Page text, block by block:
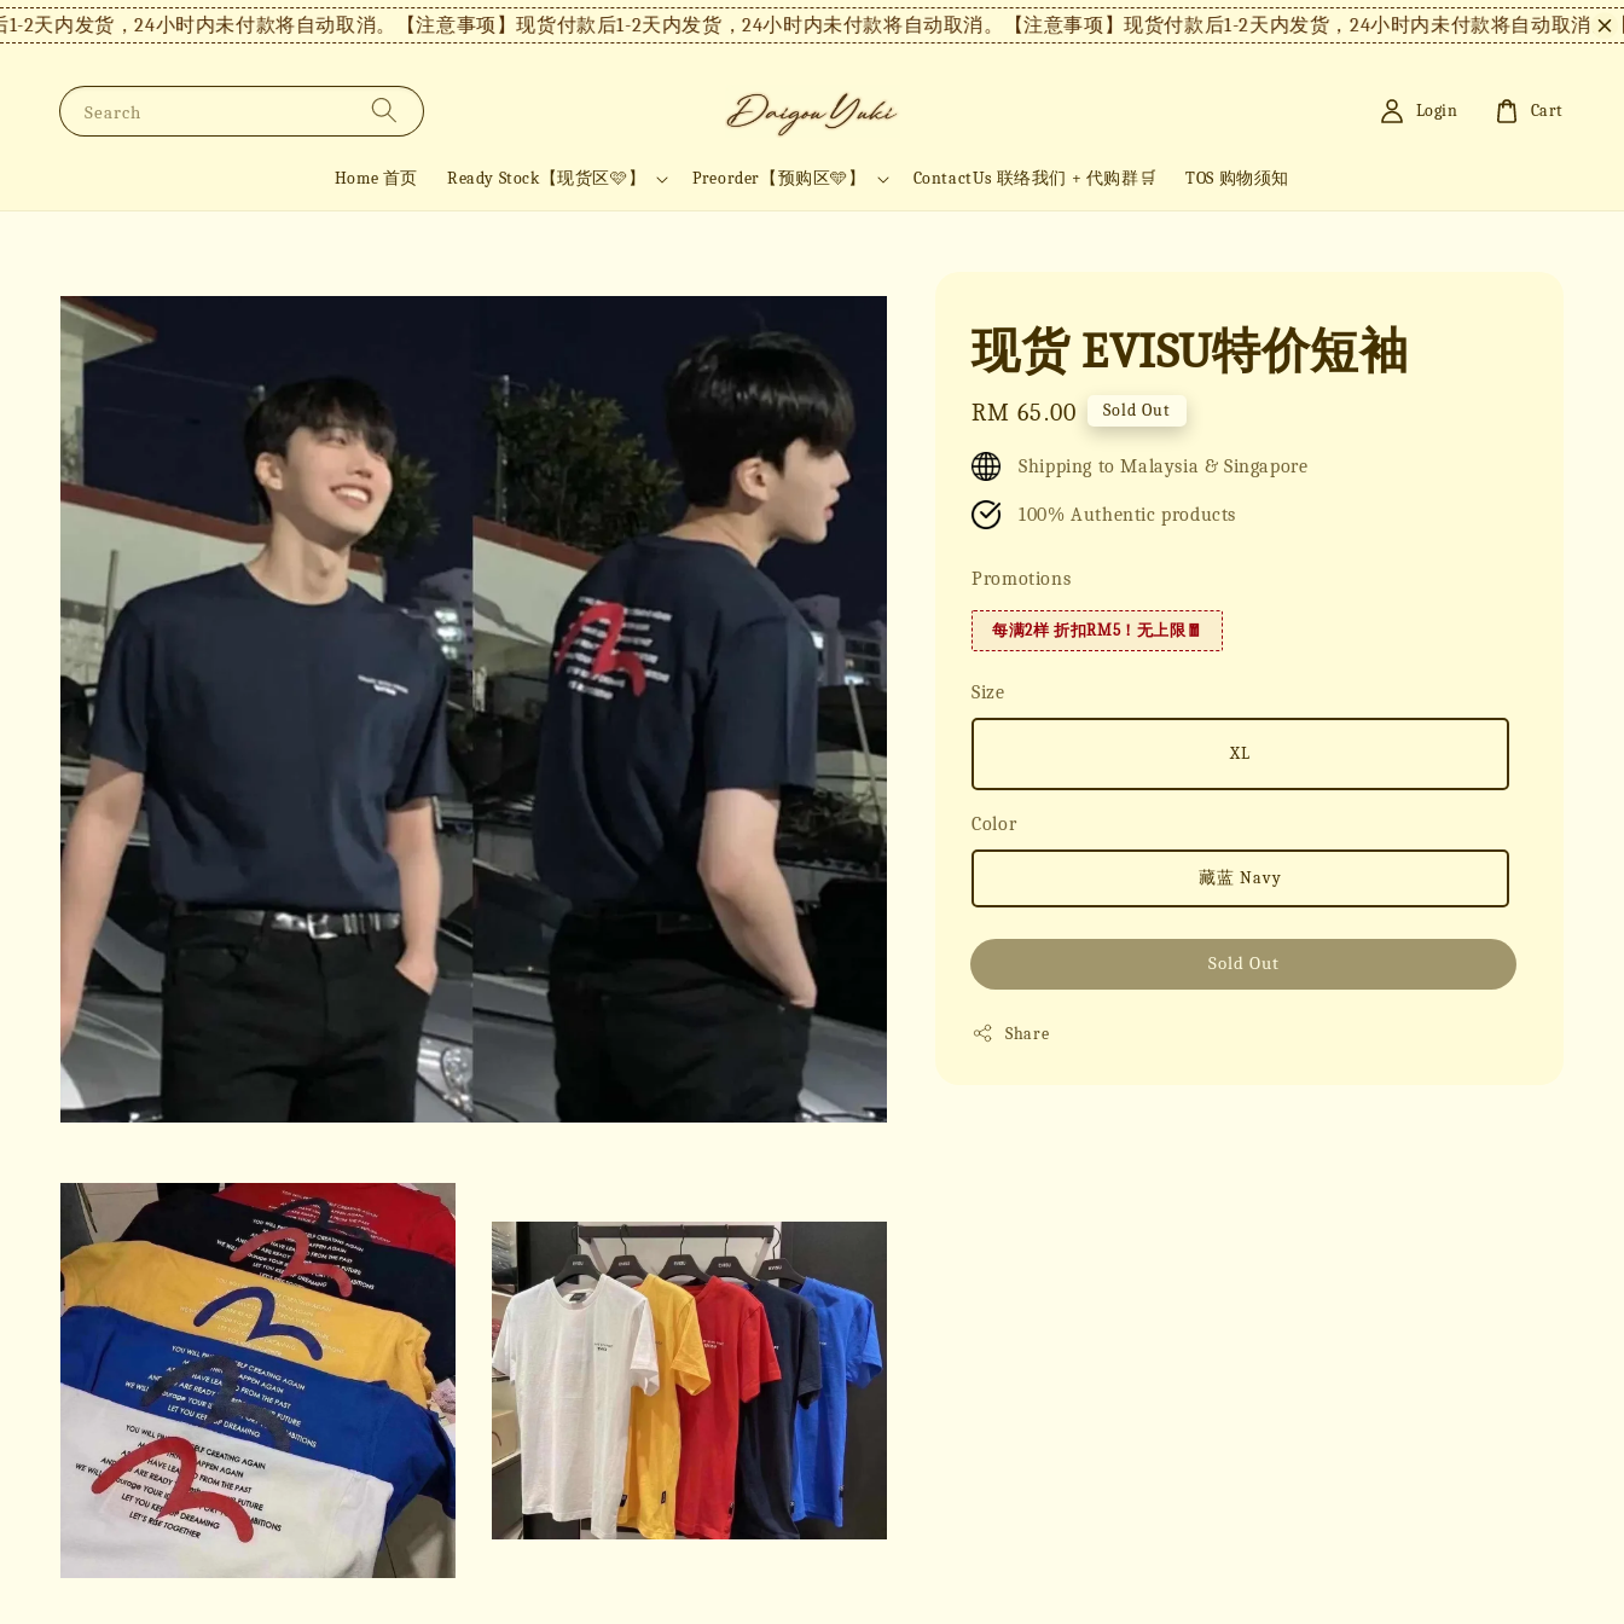
内发货，24小时内未付款将自动取消。【注意事项】现货付款后1-2天内发货，24小时内未付款将自动取消。【注意事项】现货付款后1-2天内发货，24小时内未付款将自动取消。【
Search
Home 首页 Ready Stock【现货区🩷】 Preorder【预购区🩵】 ContactUs 联络我们 + 代购群🛒 TOS 购物须知
Login Cart
现货 EVISU特价短袖
Regular
price
RM 65.00 Sold Out
Shipping to Malaysia & Singapore
100% Authentic products
Promotions
每满2样 折扣RM5！无上限🧧
Size
XL
Color
藏蓝 Navy
Sold Out
Share